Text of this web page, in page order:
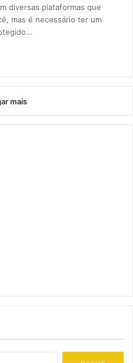
diversas plataformas que
mas é necessário ter um
mais